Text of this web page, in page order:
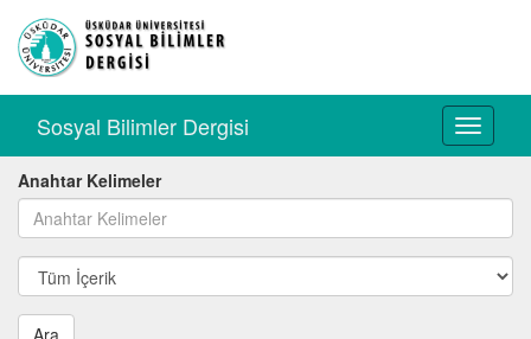
Toggle
Sosyal Bilimler Dergisi
Anahtar Kelimeler
Ara